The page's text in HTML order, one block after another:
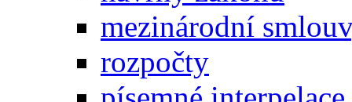
mezinárodní
rozpočty